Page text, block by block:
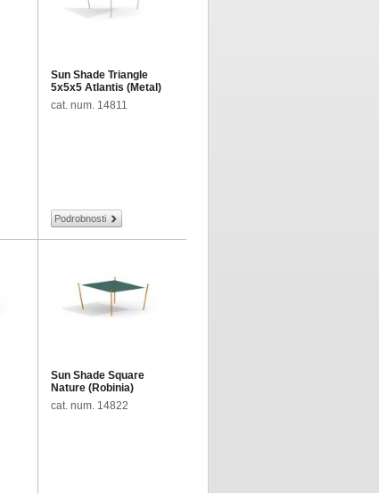
Sun Shade Triangle
5x5x5 Atlantis (Metal)
cat. num. 14811
Podrobnosti
Sun Shade Square
Nature (Robinia)
cat. num. 14822